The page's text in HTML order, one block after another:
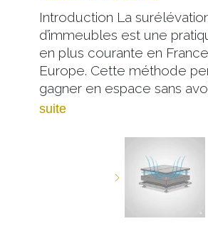
Introduction La
d’immeubles est une
en plus courante en
Europe. Cette méthode
gagner en espace sans
suite